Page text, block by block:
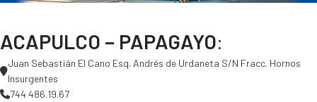
ACAPULCO – PAPAGAYO:
Juan Sebastián El Cano Esq. Andrés de Urdaneta S/N Fracc. Hornos
Insurgentes
744 486.19.67